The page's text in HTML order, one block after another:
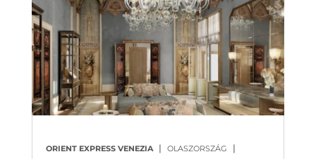
ORIENT EXPRESS VENEZIA | OLASZORSZÁG |